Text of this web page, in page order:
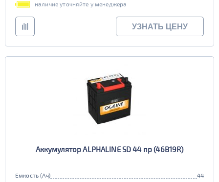
наличие уточняйте у менеджера
УЗНАТЬ ЦЕНУ
Аккумулятор ALPHALINE SD 44 пр (46B19R)
Емкость (Ач)
44